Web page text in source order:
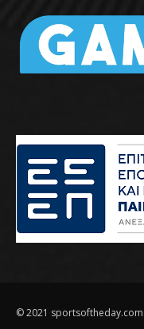
© 2021 sportsoftheday.com